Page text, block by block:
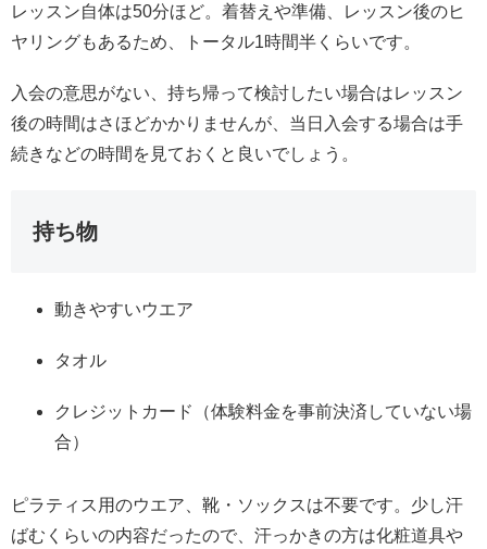
レッスン自体は50分ほど。着替えや準備、レッスン後のヒ
ヤリングもあるため、トータル1時間半くらいです。
入会の意思がない、持ち帰って検討したい場合はレッスン
後の時間はさほどかかりませんが、当日入会する場合は手
続きなどの時間を見ておくと良いでしょう。
持ち物
動きやすいウエア
タオル
クレジットカード（体験料金を事前決済していない場
合）
ピラティス用のウエア、靴・ソックスは不要です。少し汗
ばむくらいの内容だったので、汗っかきの方は化粧道具や